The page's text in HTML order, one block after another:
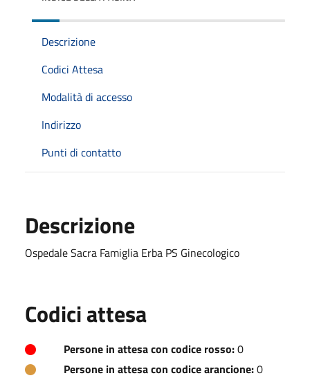
Descrizione
Codici Attesa
Modalità di accesso
Indirizzo
Punti di contatto
Descrizione
Ospedale Sacra Famiglia Erba PS Ginecologico
Codici attesa
Persone in attesa con codice rosso:0
Persone in attesa con codice arancione:0